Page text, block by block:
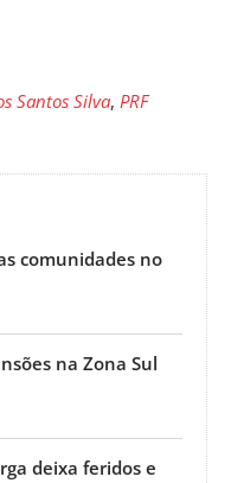
Santos Silva, PRF
comunidades no
na Zona Sul
deixa feridos e